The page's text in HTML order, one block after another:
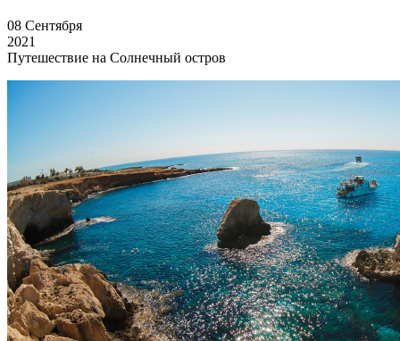
08 Сентября
2021
Путешествие на Солнечный остров